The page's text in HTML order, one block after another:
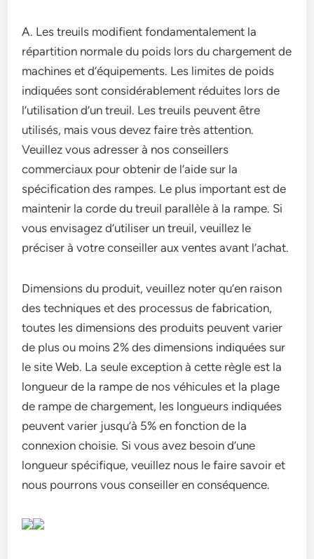
A. Les treuils modifient fondamentalement la
répartition normale du poids lors du chargement de
machines et d’équipements. Les limites de poids
indiquées sont considérablement réduites lors de
l’utilisation d’un treuil. Les treuils peuvent être
utilisés, mais vous devez faire très attention.
Veuillez vous adresser à nos conseillers
commerciaux pour obtenir de l’aide sur la
spécification des rampes. Le plus important est de
maintenir la corde du treuil parallèle à la rampe. Si
vous envisagez d’utiliser un treuil, veuillez le
préciser à votre conseiller aux ventes avant l’achat.
Dimensions du produit, veuillez noter qu’en raison
des techniques et des processus de fabrication,
toutes les dimensions des produits peuvent varier
de plus ou moins 2% des dimensions indiquées sur
le site Web. La seule exception à cette règle est la
longueur de la rampe de nos véhicules et la plage
de rampe de chargement, les longueurs indiquées
peuvent varier jusqu’à 5% en fonction de la
connexion choisie. Si vous avez besoin d’une
longueur spécifique, veuillez nous le faire savoir et
nous pourrons vous conseiller en conséquence.